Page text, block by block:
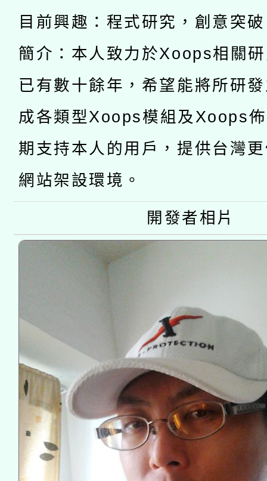
國立臺灣師範大學辦理
年度健康促進學校輔導
業成長研習」實施計畫
函轉國家教育研究院中
原住民族教育政策研討
族教育國際趨勢與發展
轉知教育部國民及學前
新北市政府教育局辦理
師專業成長研習實施計
方素養工作坊新北場」
函轉國立臺灣師範大學
族語言臺北學習中心
「族語學習班」招生簡
轉知有關國立成功大學
文教學共融平台-教案
件」活動簡章
教育部國民及學前教
年度COVID-19疫苗接
接種對象擴大為「滿6
接種之民眾」措施，延
月28日止
目前興趣：程式研究，創意突
簡介：本人致力於Xoops相關
已有數十餘年，希望能將所研
成各類型Xoops模組及Xoops
期支持本人的用戶，提供台灣
網站架設環境。
開發者相片